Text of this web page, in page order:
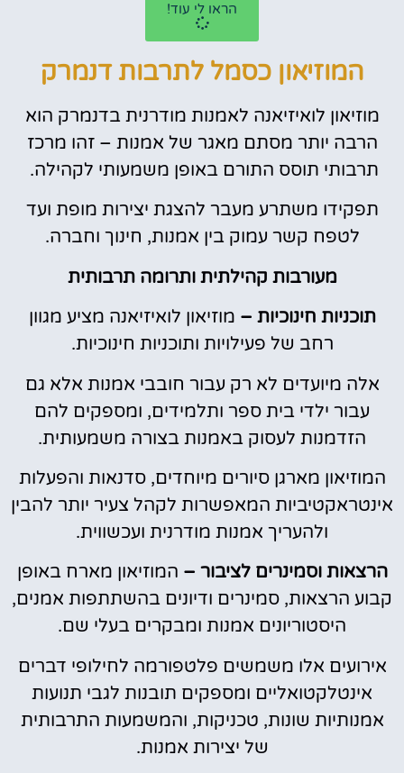
הראו לי עוד!
המוזיאון כסמל לתרבות דנמרק
מוזיאון לואיזיאנה לאמנות מודרנית בדנמרק הוא
הרבה יותר מסתם מאגר של אמנות – זהו מרכז
תרבותי תוסס התורם באופן משמעותי לקהילה.
תפקידו משתרע מעבר להצגת יצירות מופת ועד
לטפח קשר עמוק בין אמנות, חינוך וחברה.
מעורבות קהילתית ותרומה תרבותית
תוכניות חינוכיות – מוזיאון לואיזיאנה מציע מגוון
רחב של פעילויות ותוכניות חינוכיות.
אלה מיועדים לא רק עבור חובבי אמנות אלא גם
עבור ילדי בית ספר ותלמידים, ומספקים להם
הזדמנות לעסוק באמנות בצורה משמעותית.
המוזיאון מארגן סיורים מיוחדים, סדנאות והפעלות
אינטראקטיביות המאפשרות לקהל צעיר יותר להבין
ולהעריך אמנות מודרנית ועכשווית.
הרצאות וסמינרים לציבור – המוזיאון מארח באופן
קבוע הרצאות, סמינרים ודיונים בהשתתפות אמנים,
היסטוריונים אמנות ומבקרים בעלי שם.
אירועים אלו משמשים פלטפורמה לחילופי דברים
אינטלקטואליים ומספקים תובנות לגבי תנועות
אמנותיות שונות, טכניקות, והמשמעות התרבותית
של יצירות אמנות.